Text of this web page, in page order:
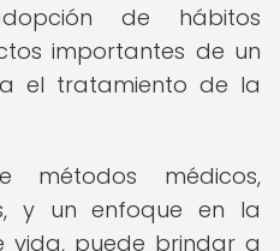
de hábitos
importantes de un
el tratamiento de la
métodos médicos,
y un enfoque en la
vida, puede brindar a